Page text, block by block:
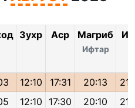
Зухр Аср Магриб
Ифтар
12:10 17:31 20:13
12:10 17:30 20:10